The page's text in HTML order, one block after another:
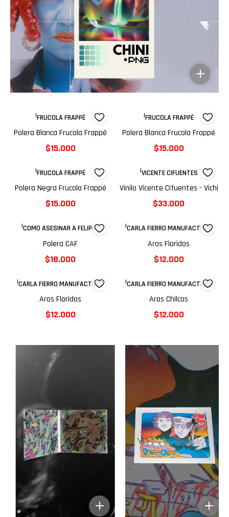
|FRUCOLA FRAPPÉ
Polera Blanca Frucola Frappé
$15.000
|FRUCOLA FRAPPÉ
Polera Blanca Frucola Frappé
$15.000
|FRUCOLA FRAPPÉ
Polera Negra Frucola Frappé
$15.000
|VICENTE CIFUENTES
Vinilo Vicente Cifuentes - Vichi
$33.000
|COMO ASESINAR A FELIPES
Polera CAF
$18.000
|CARLA FIERRO MANUFACTURA
Aros Floridos
$12.000
|CARLA FIERRO MANUFACTURA
Aros Floridos
$12.000
|CARLA FIERRO MANUFACTURA
Aros Chilcos
$12.000